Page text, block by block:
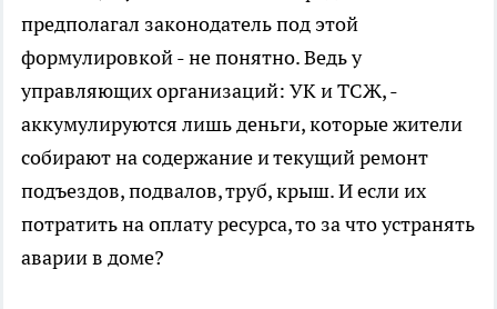
предполагал законодатель под этой
формулировкой - не понятно. Ведь у
управляющих организаций: УК и ТСЖ, -
аккумулируются лишь деньги, которые жители
собирают на содержание и текущий ремонт
подъездов, подвалов, труб, крыш. И если их
потратить на оплату ресурса, то за что устранять
аварии в доме?